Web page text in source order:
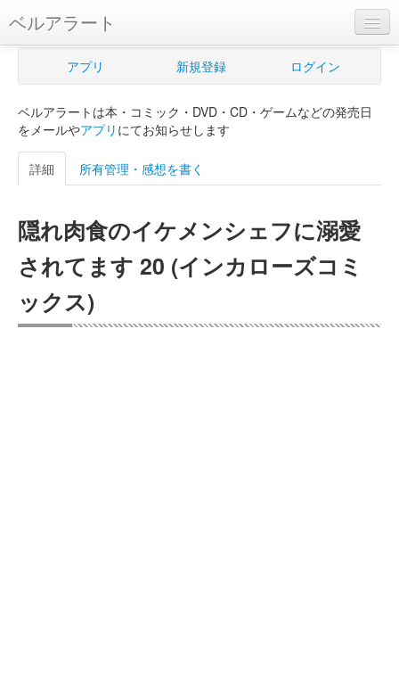
ベルアラート
ベルアラートとは
新規登録
ログイン
購入管理
Myシェルフ
プレミアム
アプリ 新規登録 ログイン
ベルアラートは本・コミック・DVD・CD・ゲームなどの発売日
をメールやアプリ にてお知らせします
詳細 所有管理・感想を書く
隠れ肉食のイケメンシェフに溺愛
されてます 20 (インカローズコミ
ックス)